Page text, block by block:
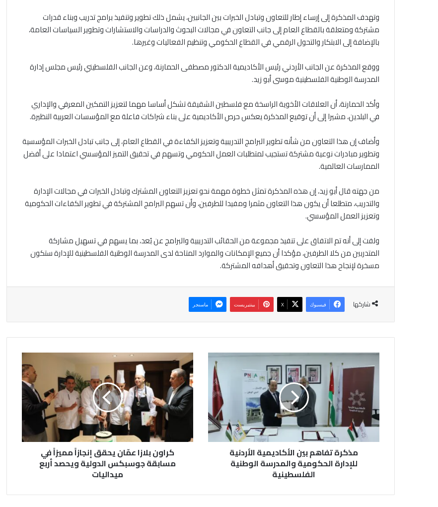
وتهدف المذكرة إلى إرساء إطار للتعاون وتبادل الخبرات بين الجانبين، يشمل ذلك تطوير وتنفيذ برامج تدريب وبناء قدرات
مشتركة ومتعلقة بالقطاع العام إلى جانب التعاون في مجالات البحوث والدراسات والاستشارات وتطوير السياسات العامة،
بالإضافة إلى الابتكار والتحول الرقمي في القطاع الحكومي وتنظيم الفعاليات وغيرها.
ووقع المذكرة عن الجانب الأردني رئيس الأكاديمية الدكتور مصطفى الحمارنة، وعن الجانب الفلسطيني رئيس مجلس إدارة
المدرسة الوطنية الفلسطينية موسى أبو زيد.
وأكد الحمارنة، أن العلاقات الأخوية الراسخة مع فلسطين الشقيقة تشكل أساسا مهما لتعزيز التمكين المعرفي والإداري
في البلدين، مشيرا إلى أن توقيع المذكرة يعكس حرص الأكاديمية على بناء شراكات فاعلة مع المؤسسات العربية النظيرة.
وأضاف إن هذا التعاون من شأنه تطوير البرامج التدريبية وتعزيز الكفاءة في القطاع العام، إلى جانب تبادل الخبرات المؤسسية
وتطوير مبادرات نوعية مشتركة تستجيب لمتطلبات العمل الحكومي وتسهم في تحقيق التميز المؤسسي اعتمادا على أفضل
الممارسات العالمية.
من جهته قال أبو زيد، إن هذه المذكرة تمثل خطوة مهمة نحو تعزيز التعاون المشترك وتبادل الخبرات في مجالات الإدارة
والتدريب، متطلعا أن يكون هذا التعاون مثمرا ومفيدا للطرفين، وأن تسهم البرامج المشتركة في تطوير الكفاءات الحكومية
وتعزيز العمل المؤسسي.
ولفت إلى أنه تم الاتفاق على تنفيذ مجموعة من الحقائب التدريبية والبرامج عن بُعد، بما يسهم في تسهيل مشاركة
المتدربين من كلا الطرفين، مؤكدا أن جميع الإمكانات والموارد المتاحة لدى المدرسة الوطنية الفلسطينية للإدارة ستكون
مسخرة لإنجاح هذا التعاون وتحقيق أهدافه المشتركة.
شاركها فيسبوك ‫X بينتيريست ماسنجر
م
ت
ف
ا
ه
ا
مذكرة تفاهم بين الأكاديمية الأردنية
للإدارة الحكومية والمدرسة الوطنية
الفلسطينية
ك
ر
ا
و
ز
ن
كراون بلازا عمّان يحقق إنجازاً مميزاً في
مسابقة جوسبكس الدولية ويحصد أربع
ميداليات